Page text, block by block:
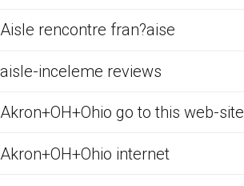
Aisle rencontre fran?aise
aisle-inceleme reviews
Akron+OH+Ohio go to this web-site
Akron+OH+Ohio internet